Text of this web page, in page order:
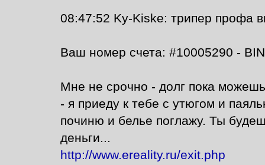
08:47:52 Ky-Kiske: трипер профа
Ваш номер счета: #10005290 -
Мне не срочно - долг пока
- я приеду к тебе с утюгом и
починю и белье поглажу. Ты
деньги...
http://www.ereality.ru/exit.php